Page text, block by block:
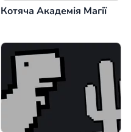
Котяча Академія Магії